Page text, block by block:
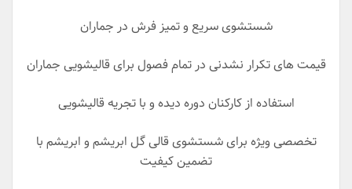
شستشوی سریع و تمیز فرش در جماران
قیمت های تکرار نشدنی در تمام فصول برای قالیشویی جماران
استفاده از کارکنان دوره دیده و با تجریه قالیشویی
تخصصی ویژه برای شستشوی قالی گل ابریشم و ابریشم با
تضمین کیفیت